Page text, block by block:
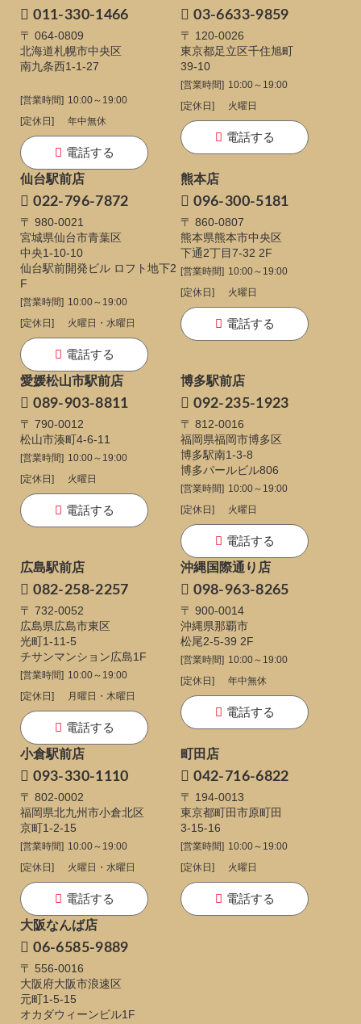
011-330-1466
〒 064-0809
北海道札幌市中央区
南九条西1-1-27
[営業時間] 10:00～19:00
[定休日]
年中無休
電話する
03-6633-9859
〒 120-0026
東京都足立区千住旭町
39-10
[営業時間] 10:00～19:00
[定休日]
火曜日
電話する
仙台駅前店
022-796-7872
〒 980-0021
宮城県仙台市青葉区
中央1-10-10
仙台駅前開発ビル ロフト地下2
F
[営業時間] 10:00～19:00
[定休日]
火曜日・水曜日
電話する
熊本店
096-300-5181
〒 860-0807
熊本県熊本市中央区
下通2丁目7-32 2F
[営業時間] 10:00～19:00
[定休日]
火曜日
電話する
愛媛松山市駅前店
089-903-8811
〒 790-0012
松山市湊町4-6-11
[営業時間] 10:00～19:00
[定休日]
火曜日
電話する
博多駅前店
092-235-1923
〒 812-0016
福岡県福岡市博多区
博多駅南1-3-8
博多パールビル806
[営業時間] 10:00～19:00
[定休日]
火曜日
電話する
広島駅前店
082-258-2257
〒 732-0052
広島県広島市東区
光町1-11-5
チサンマンション広島1F
[営業時間] 10:00～19:00
[定休日]
月曜日・木曜日
電話する
沖縄国際通り店
098-963-8265
〒 900-0014
沖縄県那覇市
松尾2-5-39 2F
[営業時間] 10:00～19:00
[定休日]
年中無休
電話する
小倉駅前店
093-330-1110
〒 802-0002
福岡県北九州市小倉北区
京町1-2-15
[営業時間] 10:00～19:00
[定休日]
火曜日・水曜日
電話する
町田店
042-716-6822
〒 194-0013
東京都町田市原町田
3-15-16
[営業時間] 10:00～19:00
[定休日]
火曜日
電話する
大阪なんば店
06-6585-9889
〒 556-0016
大阪府大阪市浪速区
元町1-5-15
オカダウィーンビル1F